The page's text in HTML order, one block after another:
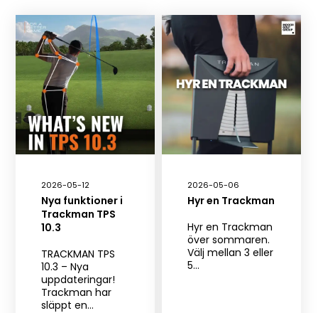
2026-05-12
Nya funktioner i
Trackman TPS
10.3
TRACKMAN TPS
10.3 – Nya
uppdateringar!
Trackman har
släppt en…
2026-05-06
Hyr en Trackman
Hyr en Trackman
över sommaren.
Välj mellan 3 eller
5…